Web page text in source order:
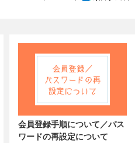
会員登録手順について／パス
ワードの再設定について